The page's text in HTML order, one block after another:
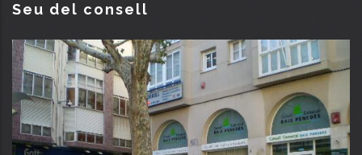
Seu del consell